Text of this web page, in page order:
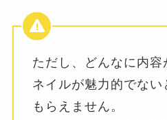
ただし、どんなに内容
ネイルが魅力的でない
もらえません。